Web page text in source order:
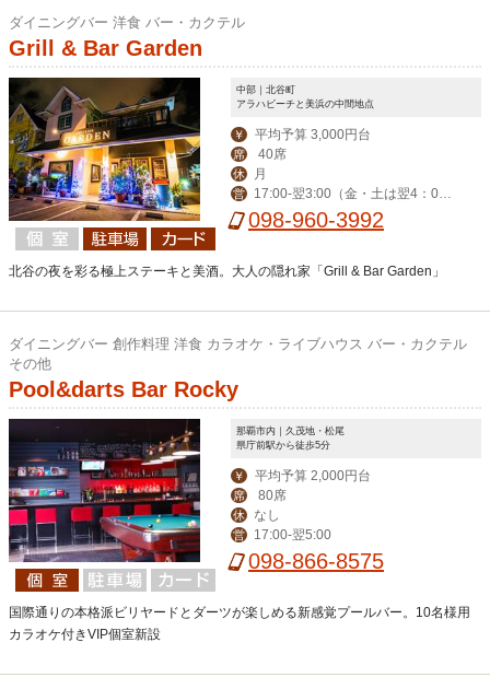
ダイニングバー 洋食 バー・カクテル
Grill & Bar Garden
中部｜北谷町
アラハビーチと美浜の中間地点
￥ 平均予算 3,000円台
席 40席
休 月
営
17:00-翌3:00（金・土は翌4：00
迄） ※ハッピーアワー17:00-19:00
098-960-3992
北谷の夜を彩る極上ステーキと美酒。大人の隠れ家「Grill & Bar Garden」
ダイニングバー 創作料理 洋食 カラオケ・ライブハウス バー・カクテル
その他
Pool&darts Bar Rocky
那覇市内｜久茂地・松尾
県庁前駅から徒歩5分
￥ 平均予算 2,000円台
席 80席
休 なし
営 17:00-翌5:00
098-866-8575
国際通りの本格派ビリヤードとダーツが楽しめる新感覚プールバー。10名様用
カラオケ付きVIP個室新設